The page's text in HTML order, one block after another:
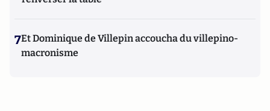
7Et Dominique de Villepin accoucha du villepino-
macronisme